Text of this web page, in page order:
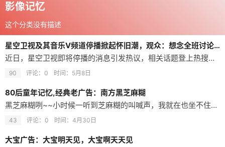
影像记忆
这个分类没有描述
星空卫视及其音乐V频道停播掀起怀旧潮，观众：想念全班讨论火影的日子，谢谢童年玩伴
近日，星空卫视即将停播的消息引发热议，相关话题登上热搜。5月6日，星空卫视官方微博发布公告，正式宣告因运营陷入困境，卫星合作方已通知该频道将于5月8日暂停卫星传输服务。公告同时明确表示，频道将积极推进业务重组，寻求频道资产收购、内容平台合作等多种发展可能，以新的模式延续品牌初心。 2002年3月28日，广州/香港––星空传媒集团宣布其全新综艺娱乐频道“星空卫视”，通过广东有线电视网在珠江三角洲地区…
90 评论：0 时间： 5月8日
80后童年记忆,经典老广告：南方黑芝麻糊
黑芝麻糊咧~~小时候一听到芝麻糊的叫喊声，我就在也坐不住了。南方牌黑芝麻糊，一缕浓香一缕温暖。 当”黑芝麻糊咧“的叫卖声传来，你肯定能想起那个南方黑芝麻糊的精典广告。一则温暖了无数人心田的广告。中国广告史上最经典的两小无猜。20年过去，当再次看到的时候，仍然觉得如此亲切。 80后童年记忆,经典老广告：南方黑芝麻糊 黑芝麻糊咧~~ 小时候一听到芝麻糊的叫喊声 我就在也坐不住了 新包装，好味道如一 南…
43 评论：0 时间： 4月30日
大宝广告：大宝明天见，大宝啊天天见